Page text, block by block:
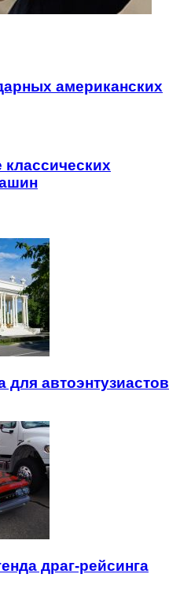
американских
для автоэнтузиастов
драг-рейсинга